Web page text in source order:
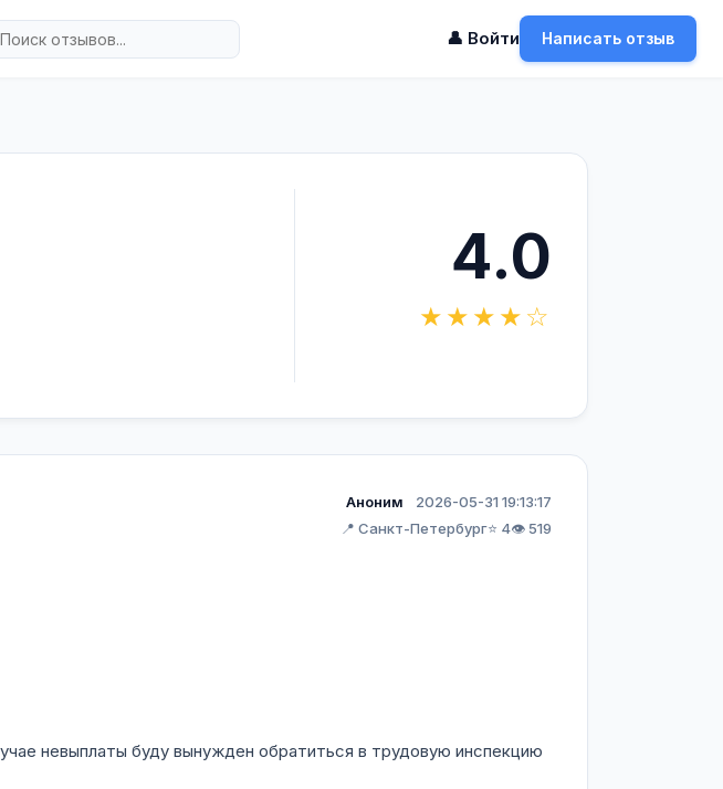
👤 Войти Написать отзыв
4.0
★★★★☆
Аноним
2026-05-31 19:13:17
📍 Санкт-Петербург⭐ 4👁️ 519
невыплаты буду вынужден обратиться в трудовую инспекцию